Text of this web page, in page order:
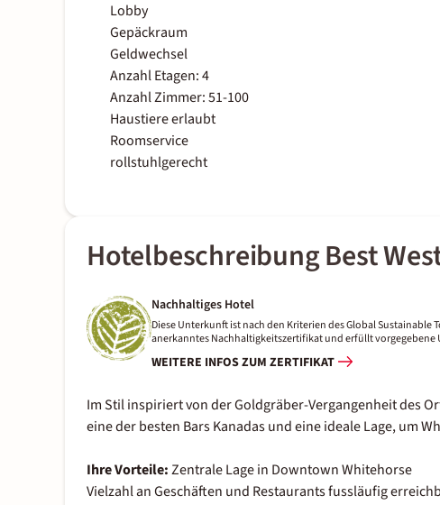
Lobby
Gepäckraum
Geldwechsel
Anzahl Etagen: 4
Anzahl Zimmer: 51-100
Haustiere erlaubt
Roomservice
rollstuhlgerecht
Hotelbeschreibung Best
Nachhaltiges Hotel
Diese Unterkunft ist nach den Kriterien des Global
anerkanntes Nachhaltigkeitszertifikat und erfüllt vorgegebene
WEITERE INFOS ZUM ZERTIFIKAT
Im Stil inspiriert von der Goldgräber-Vergangenheit des
eine der besten Bars Kanadas und eine ideale Lage, um
Ihre Vorteile:Zentrale Lage in Downtown Whitehorse
Vielzahl an Geschäften und Restaurants fussläufig